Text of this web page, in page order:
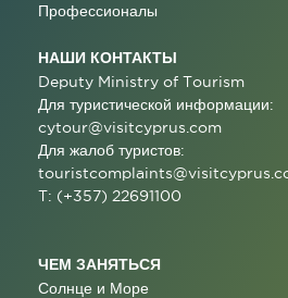
Профессионалы
НАШИ КОНТАКТЫ
Deputy Ministry of Tourism
Для туристической информации:
cytour@visitcyprus.com
Для жалоб туристов:
T: (+357) 22691100
ЧЕМ ЗАНЯТЬСЯ
Солнце и Море